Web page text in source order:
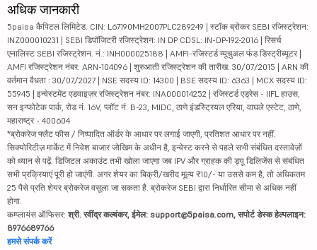
अधिक जानकारी
5paisa कैपिटल लिमिटेड. CIN: L67190MH2007PLC289249 | स्टॉक ब्रोकर SEBI रजिस्ट्रेशन:
INZ000010231 | SEBI डिपॉजिटरी रजिस्ट्रेशन: IN DP CDSL: IN-DP-192-2016 | रिसर्च
एनालिस्ट SEBI रजिस्ट्रेशन. नं.: INH000025188 | AMFI-रजिस्टर्ड म्यूचुअल फंड डिस्ट्रीब्यूटर |
AMFI रजिस्ट्रेशन नंबर: ARN-104096 | शुरुआती रजिस्ट्रेशन की तारीख: 30/07/2015 | ARN की
वर्तमान वैधता : 30/07/2027 | NSE सदस्य ID: 14300 | BSE सदस्य ID: 6363 | MCX सदस्य ID:
55945 | इन्वेस्टमेंट एडवाइज़र रजिस्ट्रेशन नंबर: INA000014252 | रजिस्टर्ड एड्रेस - IIFL हाउस,
सन इन्फोटेक पार्क, रोड नं. 16V, प्लॉट नं. B-23, MIDC, ठाणे इंडस्ट्रियल एरिया, वाघले एस्टेट, ठाणे,
महाराष्ट्र - 400604
*ब्रोकरेज फ्लैट फीस / निष्पादित ऑर्डर के आधार पर लगाई जाएगी, प्रतिशत आधार पर नहीं.
सिक्योरिटीज़ मार्केट में निवेश बाजार जोखिम के अधीन है, इन्वेस्ट करने से पहले सभी संबंधित दस्तावेज़ों
को ध्यान से पढ़ें. डिजिटल अकाउंट तभी खोला जाएगा जब IPV और ग्राहक की ड्यू डिलिजेंस से संबंधित
सभी प्रक्रियाएं पूरी हो जाएंगी. अगर शेयर का बिक्री/खरीद मूल्य ₹10/- या उससे कम है, तो अधिकतम
25 पैसे प्रति शेयर ब्रोकरेज वसूला जा सकता है. ब्रोकरेज SEBI द्वारा निर्धारित सीमा से अधिक नहीं
होगा.
कम्प्लायंस ऑफिसर: श्री. रवींद्र कल्वंकर, ईमेल: support@5paisa.com, सपोर्ट डेस्क हेल्पलाइन:
8976689766
हमसे संपर्क करें